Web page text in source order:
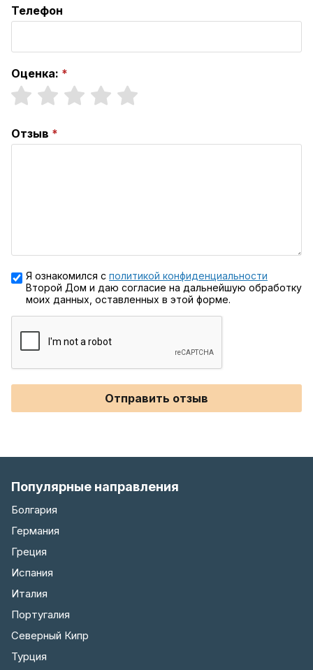
Телефон
Оценка:
Отзыв
Я ознакомился с политикой конфиденциальности
Второй Дом и даю согласие на дальнейшую обработку
моих данных, оставленных в этой форме.
Отправить отзыв
Популярные направления
Болгария
Германия
Греция
Испания
Италия
Португалия
Северный Кипр
Турция